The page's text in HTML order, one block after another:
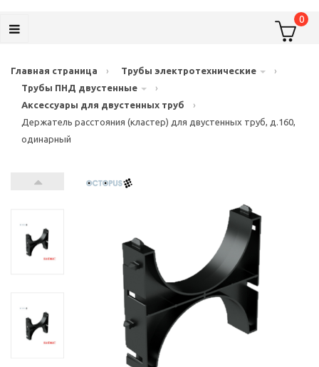
0
Главная страница › Трубы электротехнические
›
Трубы ПНД двустенные
›
Аксессуары для двустенных труб
›
Держатель расстояния (кластер) для двустенных труб, д.160,
одинарный